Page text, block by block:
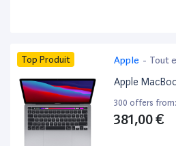
Top Produit Apple - Tout
Apple
300 offers from:
381,00 €